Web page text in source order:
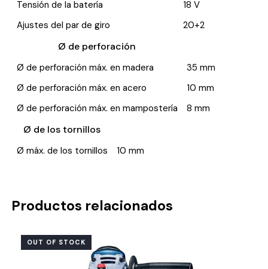
Tensión de la batería
18 V
Ajustes del par de giro
20+2
Ø de perforación
Ø de perforación máx. en madera
35 mm
Ø de perforación máx. en acero
10 mm
Ø de perforación máx. en mampostería
8 mm
Ø de los tornillos
Ø máx. de los tornillos 10 mm
Productos relacionados
OUT OF STOCK